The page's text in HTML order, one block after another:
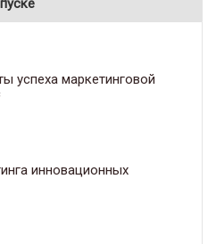
успеха маркетинговой
инновационных